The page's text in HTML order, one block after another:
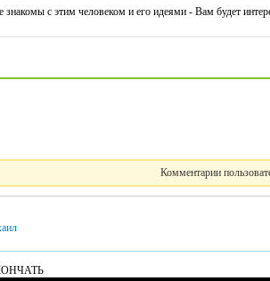
знакомы с этим человеком и его идеями - Вам будет
Комментарии